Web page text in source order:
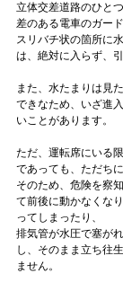
立体交差道路のひと
差のある電車のガー
スリバチ状の箇所に
は、絶対に入らず、
また、水たまりは見
できなため、いざ進
いことがあります。
ただ、運転席にいる
であっても、ただち
そのため、危険を察
て前後に動かなくな
ってしまったり、
排気管が水圧で塞が
し、そのまま立ち往
ません。